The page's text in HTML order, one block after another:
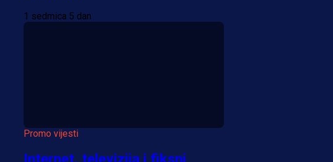
1 sedmica 5 dan
Promo vijesti